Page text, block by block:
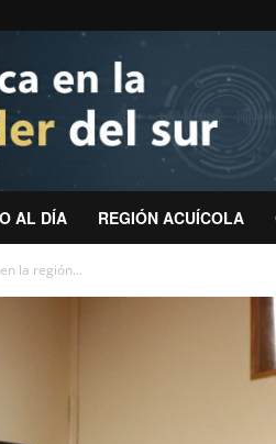
AL DÍA REGIÓN ACUÍCOLA
la región...